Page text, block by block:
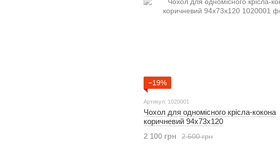
−19%
Артикул: 1020001
Чохол для одномісного крісла-кокона
коричневий 94х73х120
2 600 грн
2 100 грн